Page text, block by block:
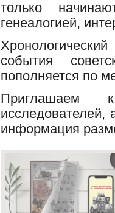
только
генеалогией,
события
пополняется по
Приглашаем к
исследователей,
информация